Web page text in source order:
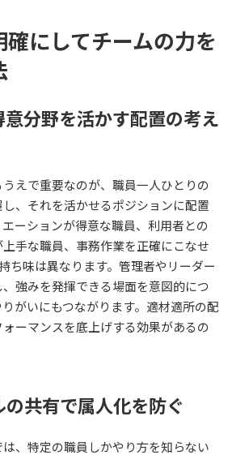
にしてチームの力を
分野を活かす配置の考え
えで重要なのが、職員一人ひとりの
、それを活かせるポジションに配置
ーションが得意な職員、利用者との
手な職員、事務作業を正確にこなせ
ち味は異なります。管理者やリーダー
強みを発揮できる場面を意図的につ
がいにもつながります。適材適所の配
ーマンスを底上げする効果があるの
共有で属人化を防ぐ
、特定の職員しかやり方を知らない